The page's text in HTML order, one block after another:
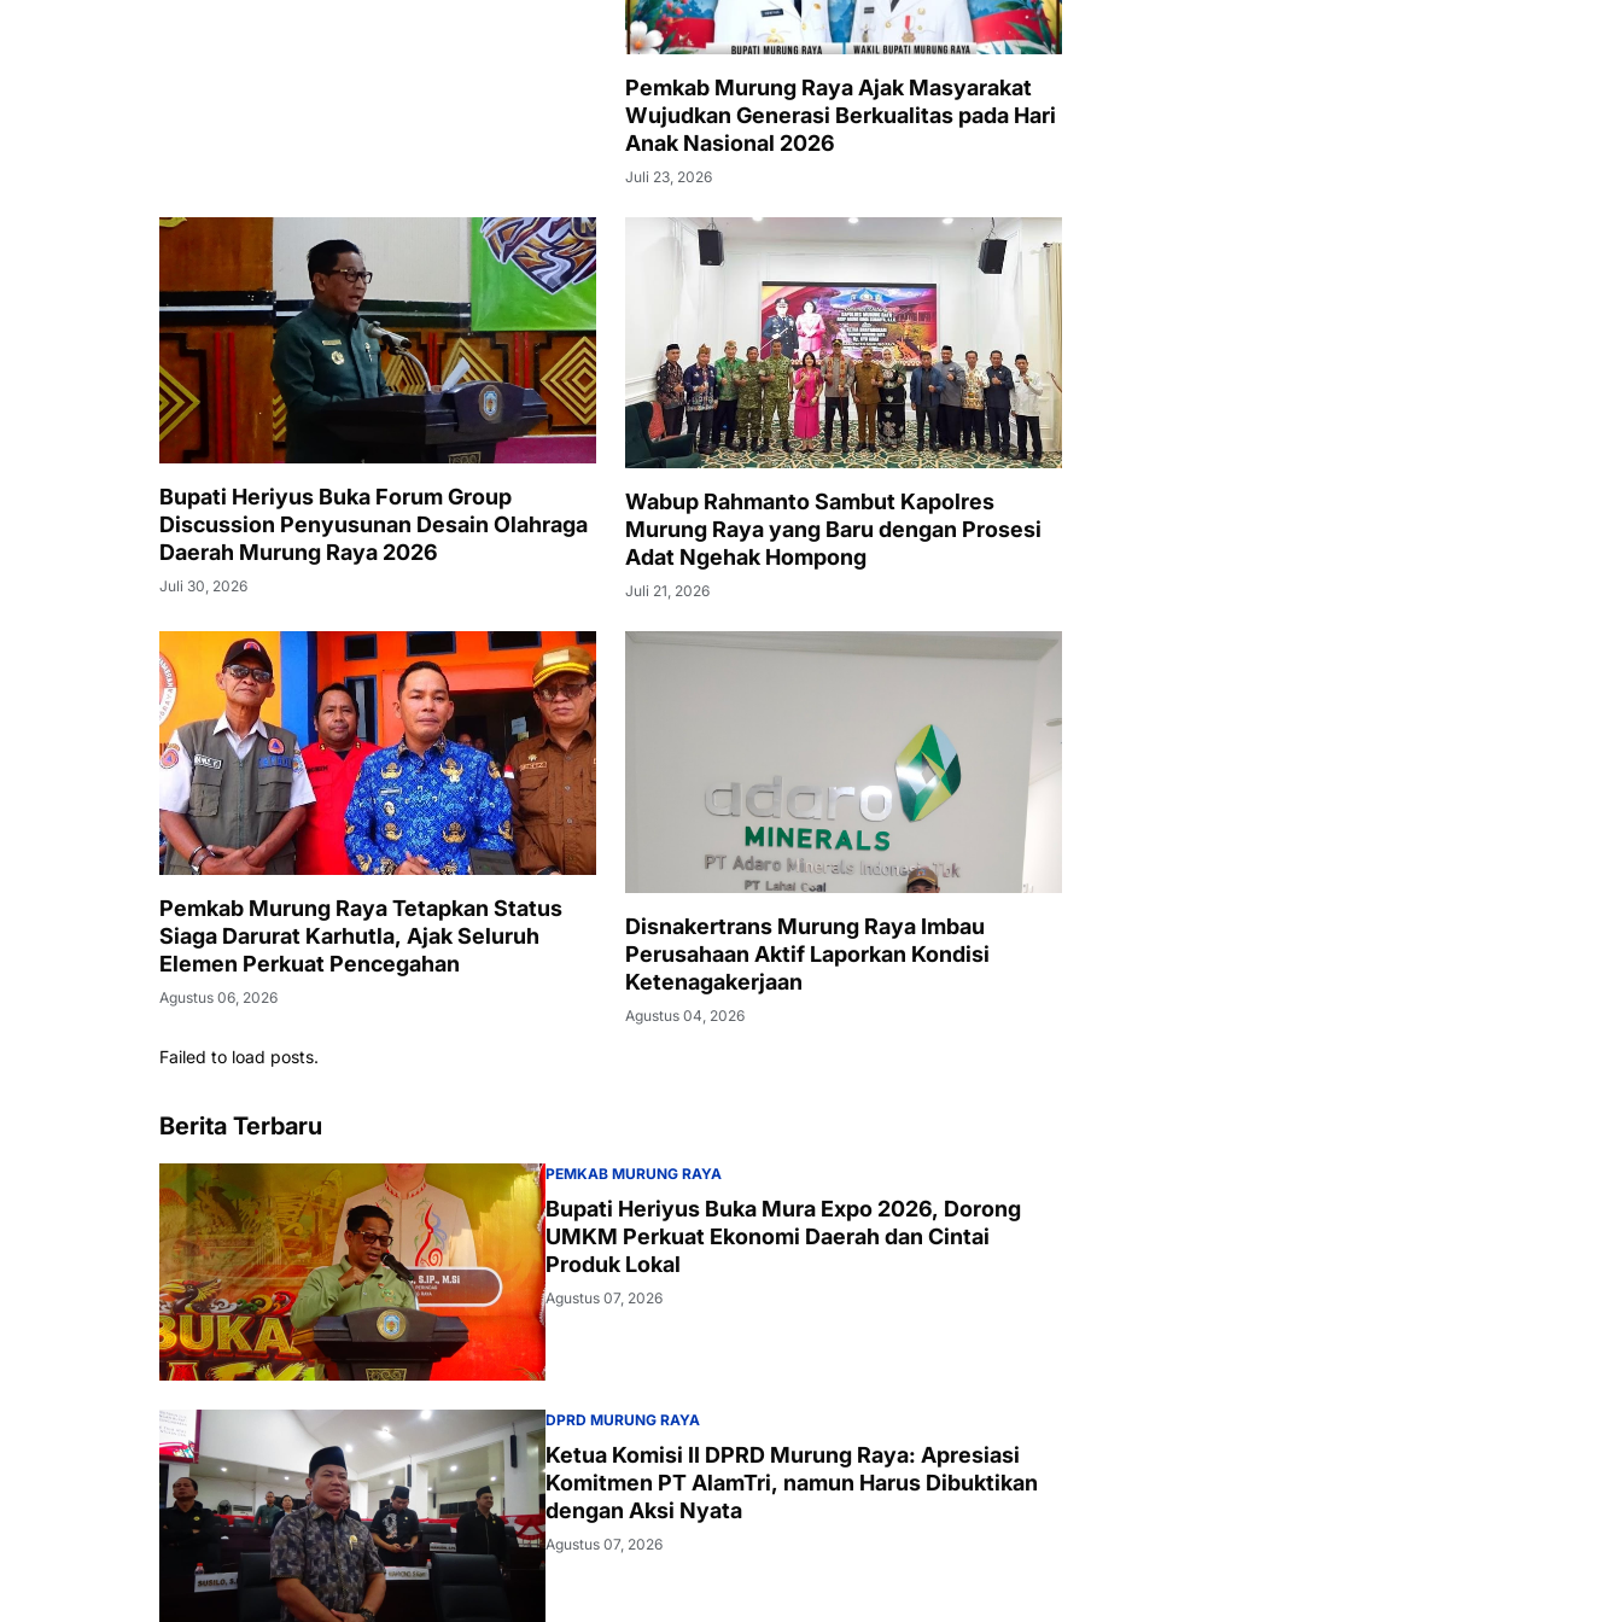
Pemkab Murung Raya Ajak Masyarakat
Wujudkan Generasi Berkualitas pada Hari
Anak Nasional 2026
Juli 23, 2026
Bupati Heriyus Buka Forum Group
Discussion Penyusunan Desain Olahraga
Daerah Murung Raya 2026
Juli 30, 2026
Wabup Rahmanto Sambut Kapolres
Murung Raya yang Baru dengan Prosesi
Adat Ngehak Hompong
Juli 21, 2026
Pemkab Murung Raya Tetapkan Status
Siaga Darurat Karhutla, Ajak Seluruh
Elemen Perkuat Pencegahan
Agustus 06, 2026
Disnakertrans Murung Raya Imbau
Perusahaan Aktif Laporkan Kondisi
Ketenagakerjaan
Agustus 04, 2026
Failed to load posts.
Berita Terbaru
PEMKAB MURUNG RAYA
Bupati Heriyus Buka Mura Expo 2026, Dorong
UMKM Perkuat Ekonomi Daerah dan Cintai
Produk Lokal
Agustus 07, 2026
DPRD MURUNG RAYA
Ketua Komisi II DPRD Murung Raya: Apresiasi
Komitmen PT AlamTri, namun Harus Dibuktikan
dengan Aksi Nyata
Agustus 07, 2026